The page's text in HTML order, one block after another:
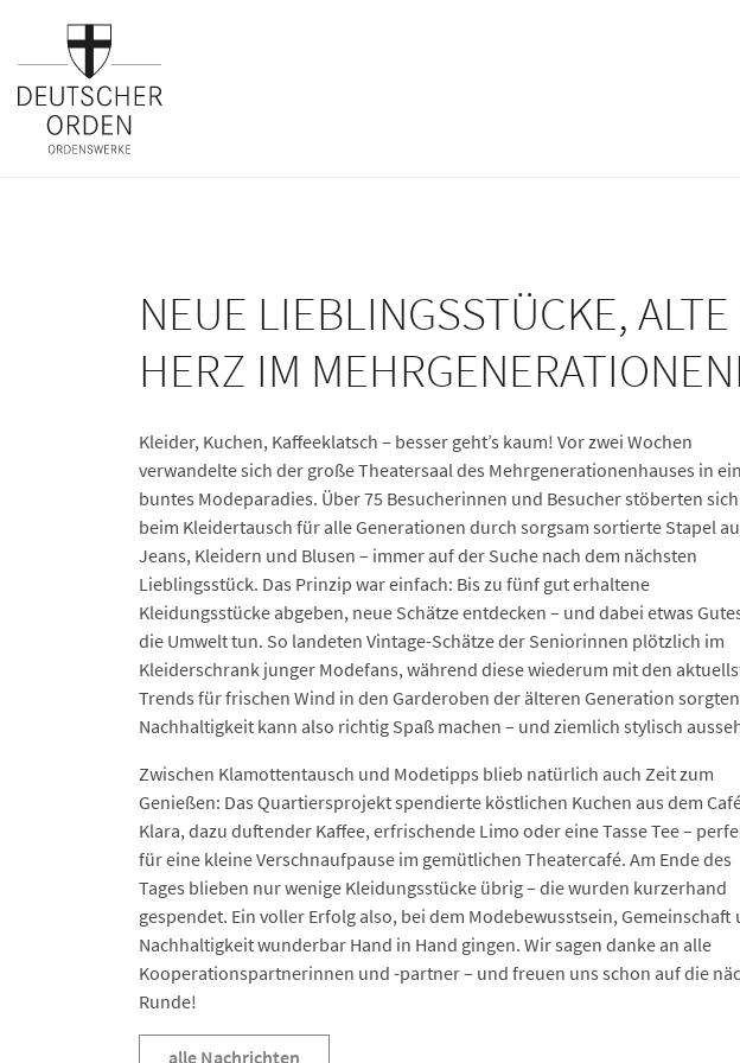
NEUE LIEBLINGSSTÜCKE,
HERZ IM
Kleider, Kuchen, Kaffeeklatsch – besser geht’s kaum! Vor zwei Wochen
verwandelte sich der große Theatersaal des Mehrgenerationenhauses in ein
buntes Modeparadies. Über 75 Besucherinnen und Besucher stöberten sich
beim Kleidertausch für alle Generationen durch sorgsam sortierte Stapel
Jeans, Kleidern und Blusen – immer auf der Suche nach dem nächsten
Lieblingsstück. Das Prinzip war einfach: Bis zu fünf gut erhaltene
Kleidungsstücke abgeben, neue Schätze entdecken – und dabei etwas
die Umwelt tun. So landeten Vintage-Schätze der Seniorinnen plötzlich im
Kleiderschrank junger Modefans, während diese wiederum mit den
Trends für frischen Wind in den Garderoben der älteren Generation
Nachhaltigkeit kann also richtig Spaß machen – und ziemlich stylisch
Zwischen Klamottentausch und Modetipps blieb natürlich auch Zeit zum
Genießen: Das Quartiersprojekt spendierte köstlichen Kuchen aus dem
Klara, dazu duftender Kaffee, erfrischende Limo oder eine Tasse Tee –
für eine kleine Verschnaufpause im gemütlichen Theatercafé. Am Ende des
Tages blieben nur wenige Kleidungsstücke übrig – die wurden kurzerhand
gespendet. Ein voller Erfolg also, bei dem Modebewusstsein, Gemeinschaft
Nachhaltigkeit wunderbar Hand in Hand gingen. Wir sagen danke an alle
Kooperationspartnerinnen und -partner – und freuen uns schon auf die
Runde!
alle Nachrichten